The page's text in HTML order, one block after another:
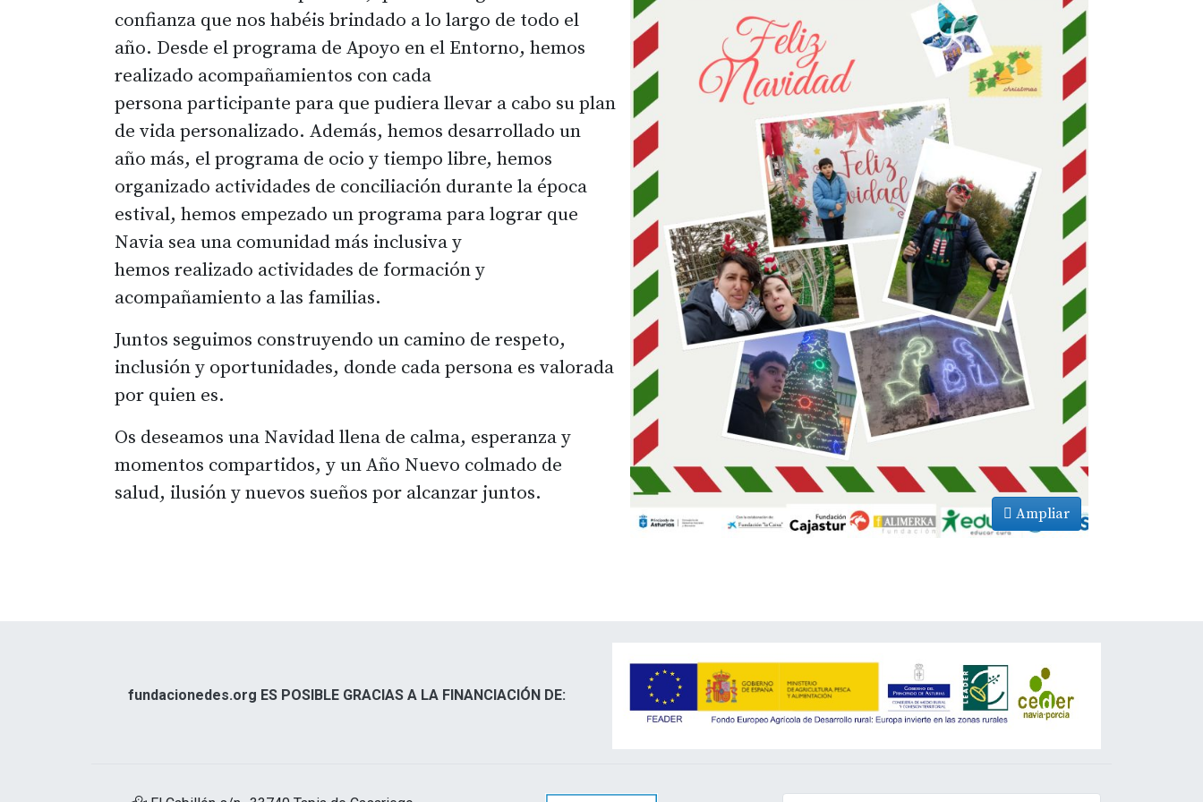
Ampliar
confianza que nos habéis brindado a lo largo de todo el
año. Desde el programa de Apoyo en el Entorno, hemos
realizado acompañamientos con cada
persona participante para que pudiera llevar a cabo su plan
de vida personalizado. Además, hemos desarrollado un
año más, el programa de ocio y tiempo libre, hemos
organizado actividades de conciliación durante la época
estival, hemos empezado un programa para lograr que
Navia sea una comunidad más inclusiva y
hemos realizado actividades de formación y
acompañamiento a las familias.
Juntos seguimos construyendo un camino de respeto,
inclusión y oportunidades, donde cada persona es valorada
por quien es.
Os deseamos una Navidad llena de calma, esperanza y
momentos compartidos, y un Año Nuevo colmado de
salud, ilusión y nuevos sueños por alcanzar juntos.
fundacionedes.org ES POSIBLE GRACIAS A LA FINANCIACIÓN DE: